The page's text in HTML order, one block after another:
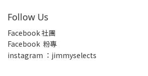
Follow Us
Facebook 社團
Facebook 粉專
instagram ：jimmyselects